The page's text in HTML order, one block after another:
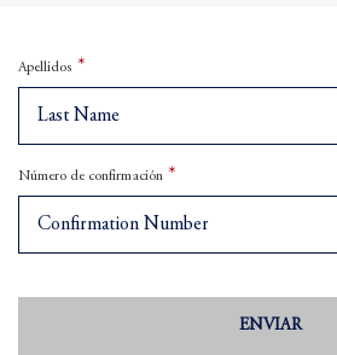
Apellidos
Número de confirmación
ENVIAR